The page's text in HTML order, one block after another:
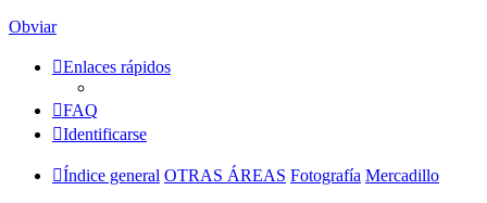
Obviar
Enlaces rápidos
FAQ
Identificarse
Índice general OTRAS ÁREAS Fotografía Mercadillo